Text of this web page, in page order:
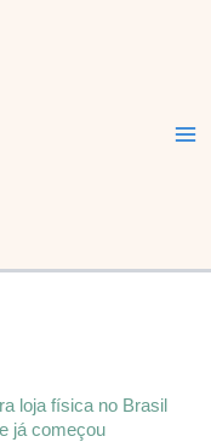
loja física no Brasil
já começou